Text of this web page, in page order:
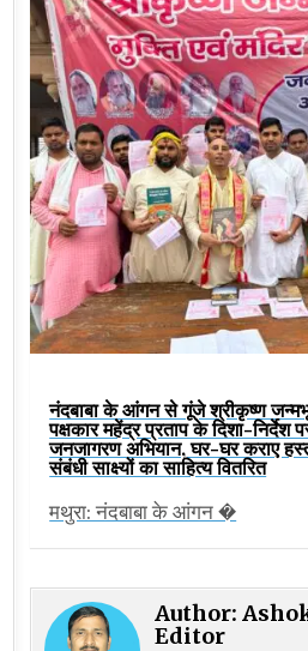
नंदबाबा के आंगन से गूंजे श्रीकृष्ण
पक्षकार महेंद्र प्रताप के दिशा-निर्देश
जनजागरण अभियान, घर-घर कराए
संबंधी साक्ष्यों का साहित्य वितरित
मथुरा: नंदबाबा के आंगन �
Author:
Editor